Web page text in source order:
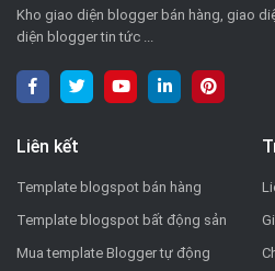
Kho giao diện blogger bán hàng, giao
diện blogger tin tức ...
Liên kết
Template blogspot bán hàng
Template blogspot bất động sản
Mua template Blogger tự động